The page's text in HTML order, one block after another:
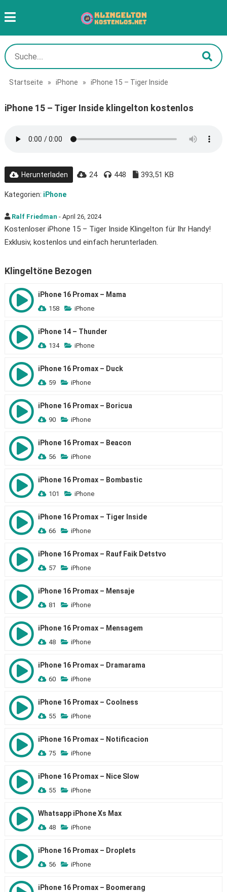
Startseite » iPhone » iPhone 15 – Tiger Inside
iPhone 15 – Tiger Inside klingelton kostenlos
Herunterladen 24 448 393,51 KB
Kategorien: iPhone
Ralf Friedman - April 26, 2024
Kostenloser iPhone 15 – Tiger Inside Klingelton für Ihr Handy!
Exklusiv, kostenlos und einfach herunterladen.
Klingeltöne Bezogen
iPhone 16 Promax – Mama
158 iPhone
iPhone 14 – Thunder
134 iPhone
iPhone 16 Promax – Duck
59 iPhone
iPhone 16 Promax – Boricua
90 iPhone
iPhone 16 Promax – Beacon
56 iPhone
iPhone 16 Promax – Bombastic
101 iPhone
iPhone 16 Promax – Tiger Inside
66 iPhone
iPhone 16 Promax – Rauf Faik Detstvo
57 iPhone
iPhone 16 Promax – Mensaje
81 iPhone
iPhone 16 Promax – Mensagem
48 iPhone
iPhone 16 Promax – Dramarama
60 iPhone
iPhone 16 Promax – Coolness
55 iPhone
iPhone 16 Promax – Notificacion
75 iPhone
iPhone 16 Promax – Nice Slow
55 iPhone
Whatsapp iPhone Xs Max
48 iPhone
iPhone 16 Promax – Droplets
56 iPhone
iPhone 16 Promax – Boomerang